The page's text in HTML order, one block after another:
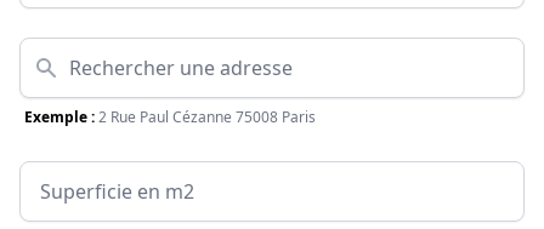
Adresse
Exemple :2 Rue Paul Cézanne 75008 Paris
Surface